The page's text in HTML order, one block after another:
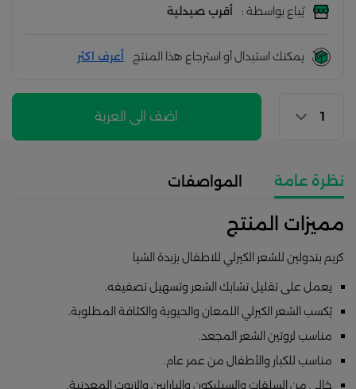
يُباع بواسطة : أقرب صيدلية
يمكنك استبدال أو استرجاع هذا المنتج أعرف اكثر
اضف الى العربة
نظرة عامة المواصفات
مميزات المنتج
كريم بندولين للشعر الكيرلي للاطفال بزبدة الشيا
يعمل على تقليل تشابك الشعر وتسهيل تصفيفه.
يًكسب الشعر الكيرلي اللمعان والحيوية والكثافة المطلوبة.
مناسب لروتين الشعر المجعد.
مناسب للكبار والأطفال من عمر عام.
خالي من السلفات والسيليكون والبارابين والزيوت المعدنية.